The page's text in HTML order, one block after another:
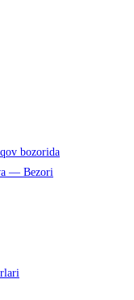
bozorida
— Bezori